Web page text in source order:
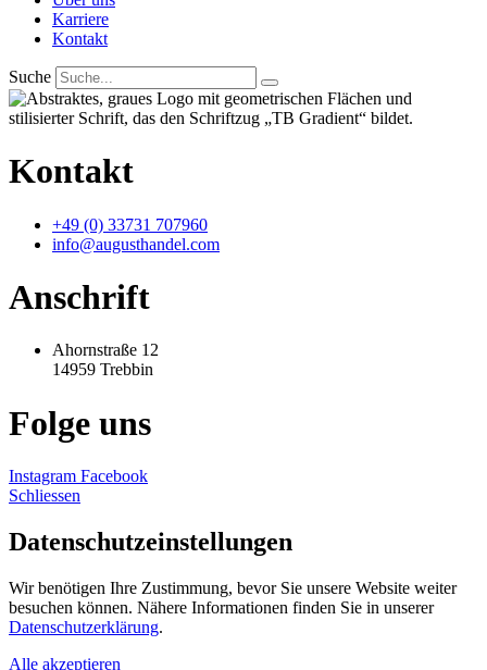
Karriere
Kontakt
Suche
Kontakt
+49 (0) 33731 707960
info@augusthandel.com
Anschrift
Ahornstraße 12
14959 Trebbin
Folge uns
Instagram Facebook
Schliessen
Datenschutz­einstellungen
Wir benötigen Ihre Zustimmung, bevor Sie unsere Website weiter
besuchen können. Nähere Informationen finden Sie in unserer
Datenschutzerklärung.
Alle akzeptieren